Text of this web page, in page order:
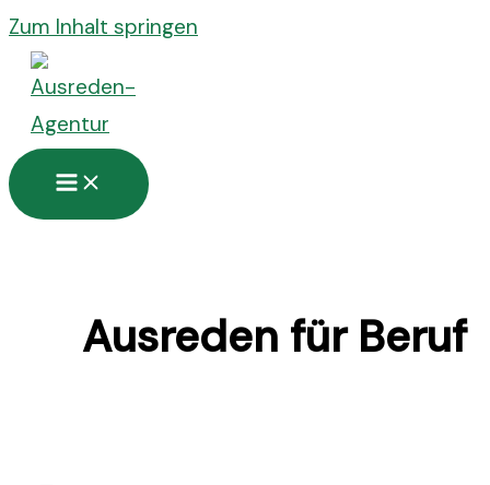
Zum Inhalt springen
Ausreden für Beruf